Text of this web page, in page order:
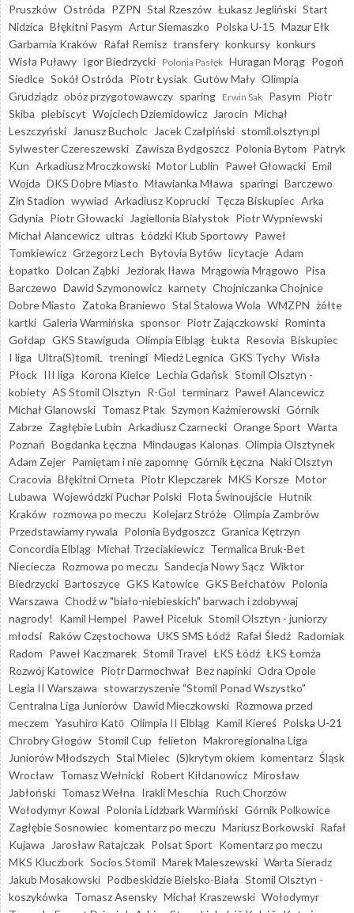
Pruszków Ostróda PZPN Stal Rzeszów Łukasz Jegliński Start
Nidzica Błękitni Pasym Artur Siemaszko Polska U-15 Mazur Ełk
Garbarnia Kraków Rafał Remisz transfery konkursy konkurs
Wisła Puławy Igor Biedrzycki Polonia Pasłęk Huragan Morąg Pogoń
Siedlce Sokół Ostróda Piotr Łysiak Gutów Mały Olimpia
Grudziądz obóz przygotowawczy sparing Erwin Sak Pasym Piotr
Skiba plebiscyt Wojciech Dziemidowicz Jarocin Michał
Leszczyński
Janusz Bucholc Jacek Czałpiński stomil.olsztyn.pl
Sylwester Czereszewski Zawisza Bydgoszcz Polonia Bytom Patryk
Kun Arkadiusz Mroczkowski Motor Lublin Paweł Głowacki Emil
Wojda DKS Dobre Miasto Mławianka Mława sparingi Barczewo
Zin Stadion wywiad Arkadiusz Koprucki Tęcza Biskupiec Arka
Gdynia Piotr Głowacki Jagiellonia Białystok Piotr Wypniewski
Michał Alancewicz ultras Łódzki Klub Sportowy Paweł
Tomkiewicz Grzegorz Lech Bytovia Bytów licytacje Adam
Łopatko Dolcan Ząbki Jeziorak Iława Mrągowia Mrągowo Pisa
Barczewo Dawid Szymonowicz karnety Chojniczanka Chojnice
Dobre Miasto Zatoka Braniewo Stal Stalowa Wola WMZPN żółte
kartki Galeria Warmińska sponsor Piotr Zajączkowski Rominta
Gołdap GKS Stawiguda Olimpia Elbląg Łukta Resovia Biskupiec
I liga Ultra(S)tomiL treningi Miedź Legnica GKS Tychy Wisła
Płock III liga Korona Kielce Lechia Gdańsk Stomil Olsztyn -
kobiety AS Stomil Olsztyn R-Gol terminarz Paweł Alancewicz
Michał Glanowski Tomasz Ptak Szymon Kaźmierowski Górnik
Zabrze Zagłębie Lubin Arkadiusz Czarnecki Orange Sport Warta
Poznań Bogdanka Łęczna Mindaugas Kalonas Olimpia Olsztynek
Adam Zejer Pamiętam i nie zapomnę Górnik Łęczna Naki Olsztyn
Cracovia Błękitni Orneta Piotr Klepczarek MKS Korsze Motor
Lubawa Wojewódzki Puchar Polski Flota Świnoujście Hutnik
Kraków rozmowa po meczu Kolejarz Stróże Olimpia Zambrów
Przedstawiamy rywala Polonia Bydgoszcz Granica Kętrzyn
Concordia Elbląg Michał Trzeciakiewicz Termalica Bruk-Bet
Nieciecza Rozmowa po meczu Sandecja Nowy Sącz Wiktor
Biedrzycki Bartoszyce GKS Katowice GKS Bełchatów Polonia
Warszawa Chodź w "biało-niebieskich" barwach i zdobywaj
nagrody!
Kamil Hempel Paweł Piceluk Stomil Olsztyn - juniorzy
młodsi Raków Częstochowa UKS SMS Łódź Rafał Śledź Radomiak
Radom Paweł Kaczmarek Stomil Travel ŁKS Łódź ŁKS Łomża
Rozwój Katowice Piotr Darmochwał Bez napinki Odra Opole
Legia II Warszawa stowarzyszenie "Stomil Ponad Wszystko"
Centralna Liga Juniorów Dawid Mieczkowski Rozmowa przed
meczem Yasuhiro Katō Olimpia II Elbląg Kamil Kiereś Polska U-21
Chrobry Głogów Stomil Cup felieton Makroregionalna Liga
Juniorów Młodszych Stal Mielec (S)krytym okiem komentarz Śląsk
Wrocław Tomasz Wełnicki Robert Kiłdanowicz Mirosław
Jabłoński Tomasz Wełna Irakli Meschia Ruch Chorzów
Wołodymyr Kowal Polonia Lidzbark Warmiński Górnik Polkowice
Zagłębie Sosnowiec komentarz po meczu Mariusz Borkowski Rafał
Kujawa
Jarosław Ratajczak Polsat Sport Komentarz po meczu
MKS Kluczbork Socios Stomil Marek Maleszewski Warta Sieradz
Jakub Mosakowski Podbeskidzie Bielsko-Biała Stomil Olsztyn -
koszykówka Tomasz Asensky Michał Kraszewski Wołodymyr